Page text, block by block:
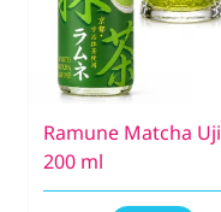
Ramune Matcha Uji
200 ml